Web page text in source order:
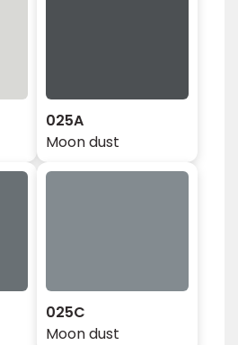
025A
Moon dust
025C
Moon dust